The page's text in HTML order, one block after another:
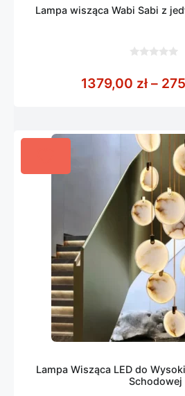
Lampa wisząca Wabi Sabi z
5
1379,00 zł –
Lampa Wisząca LED do
Schodowej